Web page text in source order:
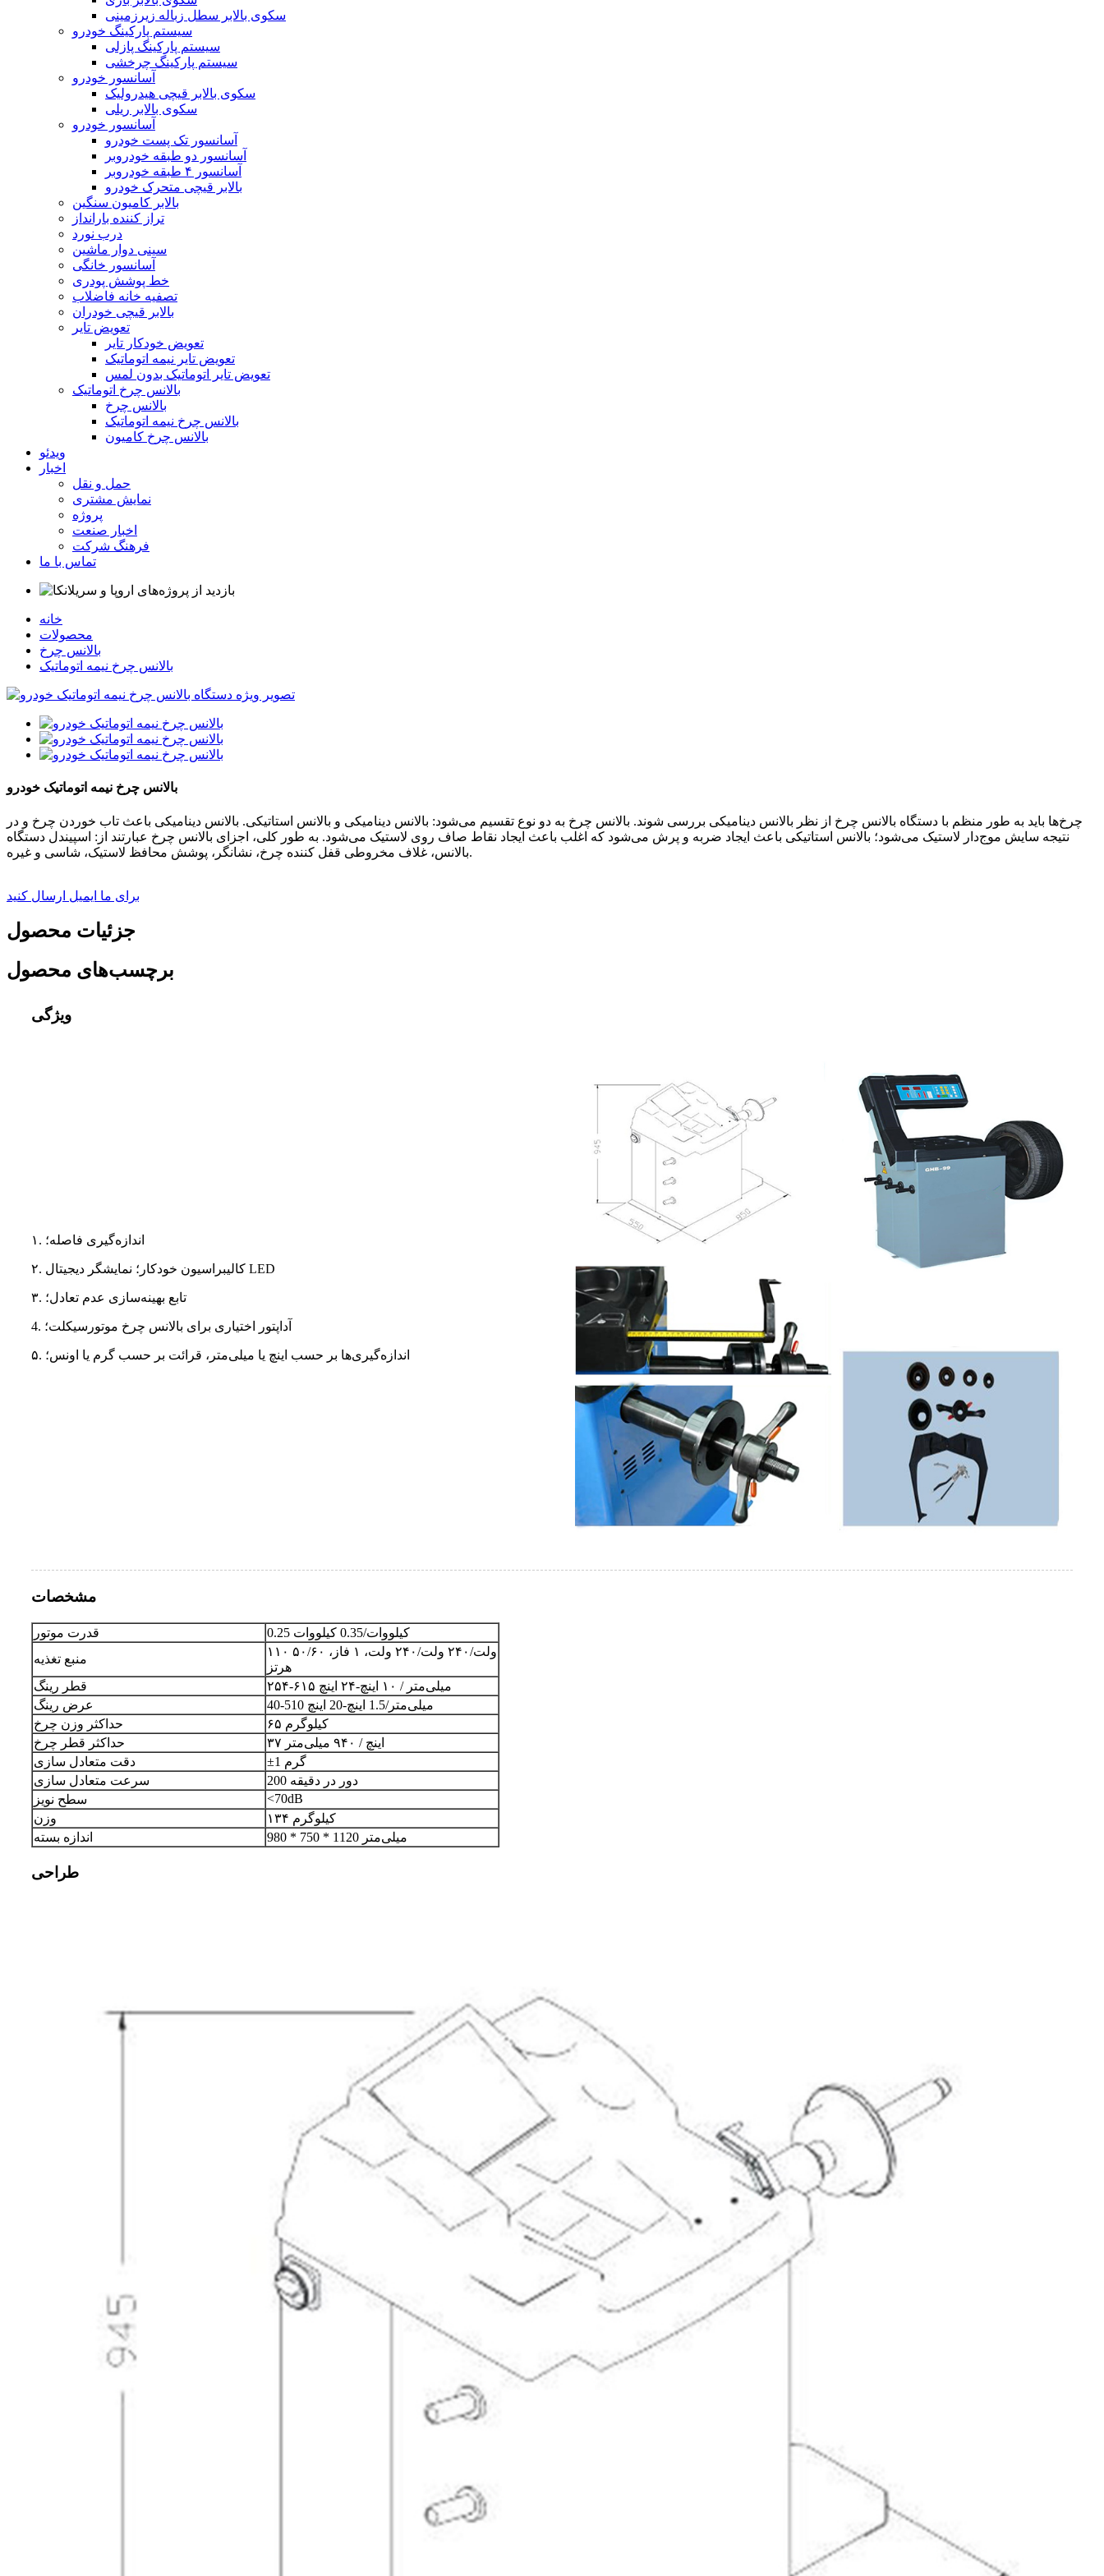
سکوی بالابر سطل زباله زیرزمینی
سیستم پارکینگ خودرو
سیستم پارکینگ پازلی
سیستم پارکینگ چرخشی
آسانسور خودرو
سکوی بالابر قیچی هیدرولیک
سکوی بالابر ریلی
آسانسور خودرو
آسانسور تک پست خودرو
آسانسور دو طبقه خودروبر
آسانسور ۴ طبقه خودروبر
بالابر قیچی متحرک خودرو
بالابر کامیون سنگین
تراز کننده بارانداز
درب نورد
سینی دوار ماشین
آسانسور خانگی
خط پوشش پودری
تصفیه خانه فاضلاب
بالابر قیچی خودران
تعویض تایر
تعویض خودکار تایر
تعویض تایر نیمه اتوماتیک
تعویض تایر اتوماتیک بدون لمس
بالانس چرخ اتوماتیک
بالانس چرخ
بالانس چرخ نیمه اتوماتیک
بالانس چرخ کامیون
ویدئو
اخبار
حمل و نقل
نمایش مشتری
پروژه
اخبار صنعت
فرهنگ شرکت
تماس با ما
خانه
محصولات
بالانس چرخ
بالانس چرخ نیمه اتوماتیک
بالانس چرخ نیمه اتوماتیک خودرو
چرخ‌ها باید به طور منظم با دستگاه بالانس چرخ از نظر بالانس دینامیکی بررسی شوند. بالانس چرخ به دو نوع تقسیم می‌شود: بالانس دینامیکی و بالانس استاتیکی. بالانس دینامیکی باعث تاب خوردن چرخ و در
نتیجه سایش موج‌دار لاستیک می‌شود؛ بالانس استاتیکی باعث ایجاد ضربه و پرش می‌شود که اغلب باعث ایجاد نقاط صاف روی لاستیک می‌شود. به طور کلی، اجزای بالانس چرخ عبارتند از: اسپیندل دستگاه
بالانس، غلاف مخروطی قفل کننده چرخ، نشانگر، پوشش محافظ لاستیک، شاسی و غیره.
برای ما ایمیل ارسال کنید
جزئیات محصول
برچسب‌های محصول
ویژگی
۱. اندازه‌گیری فاصله؛
۲. کالیبراسیون خودکار؛ نمایشگر دیجیتال LED
۳. تابع بهینه‌سازی عدم تعادل؛
4. آداپتور اختیاری برای بالانس چرخ موتورسیکلت؛
۵. اندازه‌گیری‌ها بر حسب اینچ یا میلی‌متر، قرائت بر حسب گرم یا اونس؛
مشخصات
قدرت موتور
0.25 کیلووات/0.35 کیلووات
منبع تغذیه
۱۱۰ ولت/۲۴۰ ولت/۲۴۰ ولت، ۱ فاز، ۵۰/۶۰
هرتز
قطر رینگ
۲۵۴-۶۱۵ میلی‌متر / ۱۰ اینچ-۲۴ اینچ
عرض رینگ
40-510 میلی‌متر/1.5 اینچ-20 اینچ
حداکثر وزن چرخ
۶۵ کیلوگرم
حداکثر قطر چرخ
۳۷ اینچ / ۹۴۰ میلی‌متر
دقت متعادل سازی
±1 گرم
سرعت متعادل سازی
200 دور در دقیقه
سطح نویز
<70dB
وزن
۱۳۴ کیلوگرم
اندازه بسته
980 * 750 * 1120 میلی‌متر
طراحی